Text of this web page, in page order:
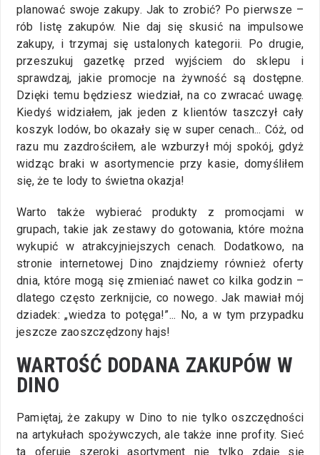
planować swoje zakupy. Jak to zrobić? Po pierwsze –
rób listę zakupów. Nie daj się skusić na impulsowe
zakupy, i trzymaj się ustalonych kategorii. Po drugie,
przeszukuj gazetkę przed wyjściem do sklepu i
sprawdzaj, jakie promocje na żywność są dostępne.
Dzięki temu będziesz wiedział, na co zwracać uwagę.
Kiedyś widziałem, jak jeden z klientów taszczył cały
koszyk lodów, bo okazały się w super cenach... Cóż, od
razu mu zazdrościłem, ale wzburzył mój spokój, gdyż
widząc braki w asortymencie przy kasie, domyśliłem
się, że te lody to świetna okazja!
Warto także wybierać produkty z promocjami w
grupach, takie jak zestawy do gotowania, które można
wykupić w atrakcyjniejszych cenach. Dodatkowo, na
stronie internetowej Dino znajdziemy również oferty
dnia, które mogą się zmieniać nawet co kilka godzin –
dlatego często zerknijcie, co nowego. Jak mawiał mój
dziadek: „wiedza to potęga!”... No, a w tym przypadku
jeszcze zaoszczędzony hajs!
WARTOŚĆ DODANA ZAKUPÓW W
DINO
Pamiętaj, że zakupy w Dino to nie tylko oszczędności
na artykułach spożywczych, ale także inne profity. Sieć
ta oferuje szeroki asortyment nie tylko zdaję się